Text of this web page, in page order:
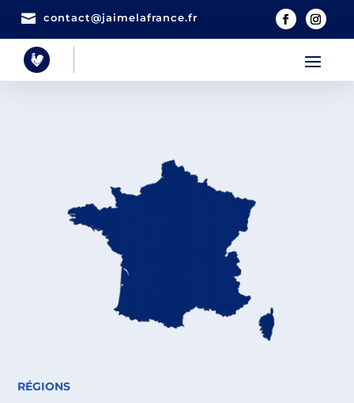
 contact@jaimelafrance.fr
RÉGIONS